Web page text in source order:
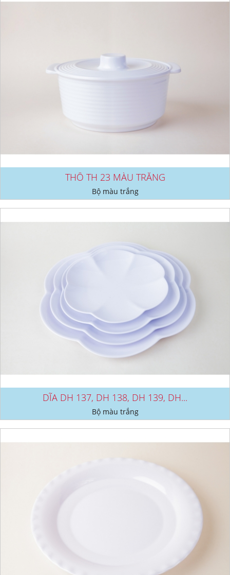
THỐ TH 23 MÀU TRẮNG
Bộ màu trắng
DĨA DH 137, DH 138, DH 139, DH...
Bộ màu trắng